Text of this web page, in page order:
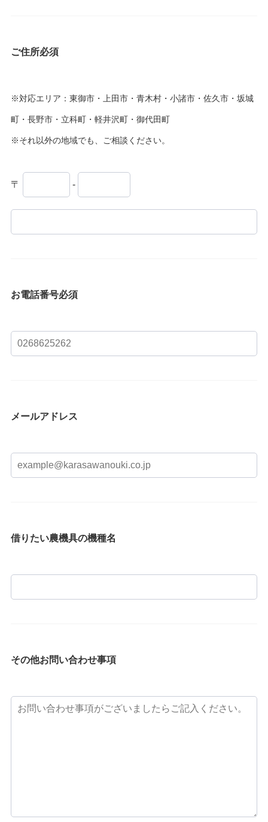
ご住所必須
※対応エリア：東御市・上田市・青木村・小諸市・佐久市・坂城
町・長野市・立科町・軽井沢町・御代田町
※それ以外の地域でも、ご相談ください。
〒 -
お電話番号必須
メールアドレス
借りたい農機具の機種名
その他お問い合わせ事項